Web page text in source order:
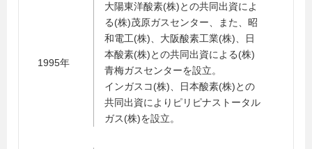
1995年
大陽東洋酸素(株)との共同出資によ
る(株)茂原ガスセンター、また、昭
和電工(株)、大阪酸素工業(株)、日
本酸素(株)との共同出資による(株)
青梅ガスセンターを設立。
インガスコ(株)、日本酸素(株)との
共同出資によりピリピナストータル
ガス(株)を設立。